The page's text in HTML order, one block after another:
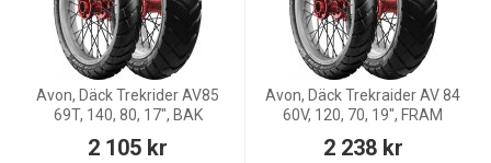
Avon, Däck Trekrider AV85
69T, 140, 80, 17", BAK
2 105 kr
Avon, Däck Trekraider AV 84
60V, 120, 70, 19", FRAM
2 238 kr